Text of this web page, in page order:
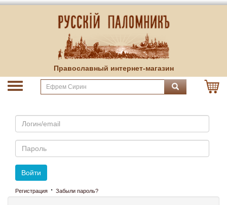
Православный интернет-магазин
Email
Пароль
Войти
Регистрация · Забыли пароль?